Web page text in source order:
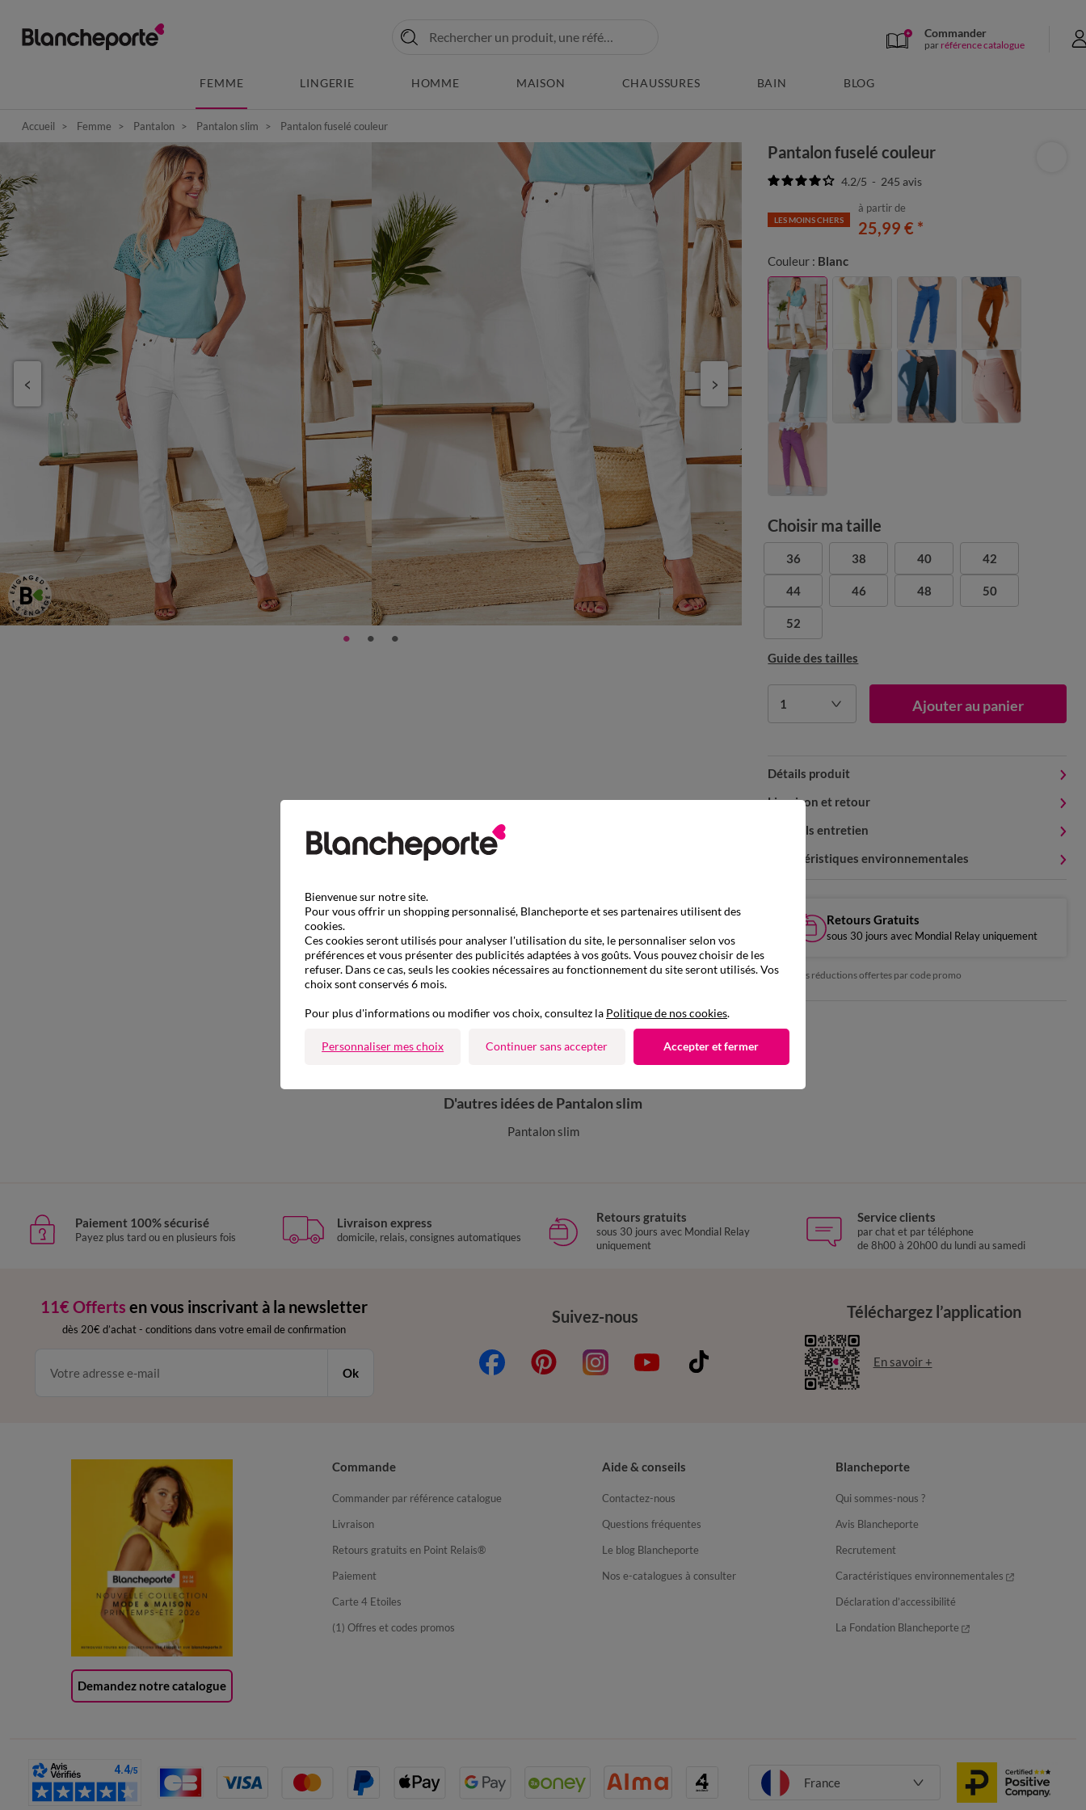
Commander
par référence catalogue
FEMME LINGERIE HOMME MAISON CHAUSSURES BAIN BLOG
Accueil Femme Pantalon Pantalon slim Pantalon fuselé couleur
Pantalon fuselé couleur
4.2/5 - 245avis
à partir de
25,99 € *
LES MOINS CHERS
Couleur : Blanc
Choisir ma taille
36 38 40 42
44 46 48 50
52
Guide des tailles
1 Ajouter au panier
Détails produit
Livraison et retour
Conseils entretien
Caractéristiques environnementales
Retours Gratuits
sous 30 jours avec Mondial Relay uniquement
*exclu des réductions offertes par code promo
D'autres idées de Pantalon slim
Pantalon slim
Paiement 100% sécurisé
Payez plus tard ou en plusieurs fois
Livraison express
domicile, relais, consignes automatiques
Retours gratuits
sous 30 jours avec Mondial Relay
uniquement
Service clients
par chat et par téléphone
de 8h00 à 20h00 du lundi au samedi
11€ Offerts en vous inscrivant à la newsletter
dès 20€ d’achat - conditions dans votre email de confirmation
Ok
Suivez-nous Téléchargez l’application
En savoir +
Demandez notre catalogue
Commande
Commander par référence catalogue
Livraison
Retours gratuits en Point Relais®
Paiement
Carte 4 Etoiles
(1) Offres et codes promos
Aide & conseils
Contactez-nous
Questions fréquentes
Le blog Blancheporte
Nos e-catalogues à consulter
Blancheporte
Qui sommes-nous ?
Avis Blancheporte
Recrutement
Caractéristiques environnementales
Déclaration d’accessibilité
La Fondation Blancheporte
France
Bienvenue sur notre site.
Pour vous offrir un shopping personnalisé, Blancheporte et ses partenaires utilisent des
cookies.
Ces cookies seront utilisés pour analyser l'utilisation du site, le personnaliser selon vos
préférences et vous présenter des publicités adaptées à vos goûts. Vous pouvez choisir de les
refuser. Dans ce cas, seuls les cookies nécessaires au fonctionnement du site seront utilisés. Vos
choix sont conservés 6 mois.
Pour plus d'informations ou modifier vos choix, consultez la Politique de nos cookies.
Personnaliser mes choix Continuer sans accepter Accepter et fermer